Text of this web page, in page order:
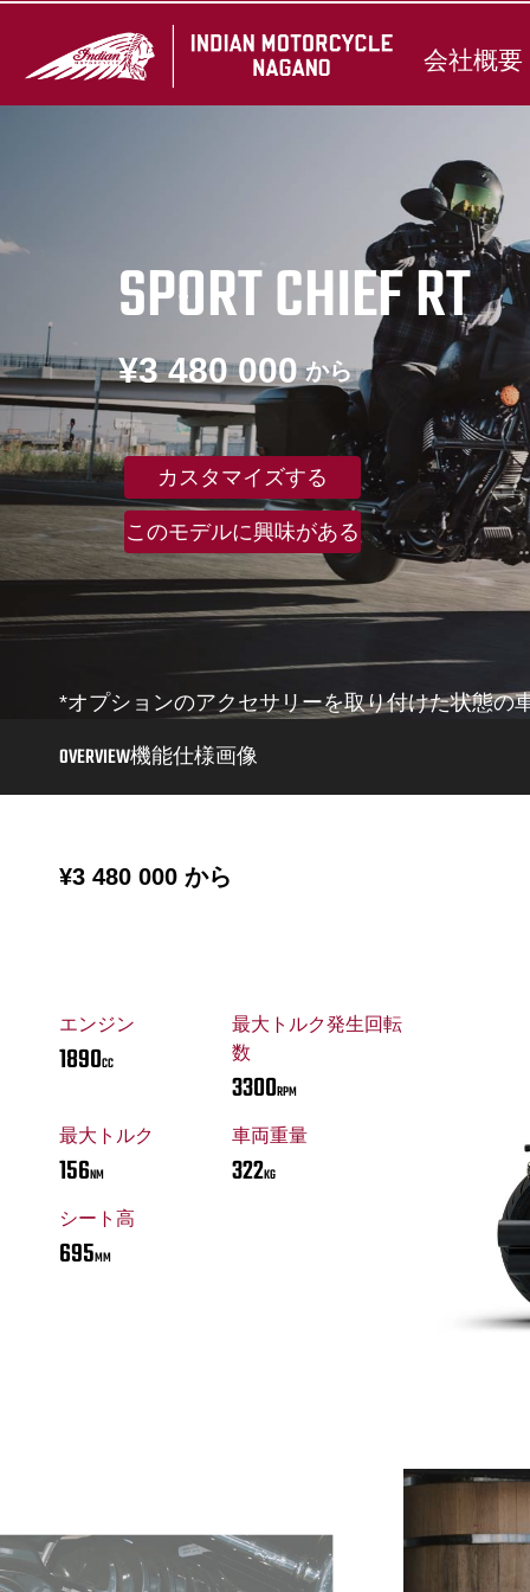
会社概要
SPORT CHIEF RT
から
¥3 480 000
カスタマイズする
このモデルに興味がある
*オプションのアクセサリーを取り付けた状態の
OVERVIEW機能仕様画像
から
¥3 480 000
エンジン
1890CC
最大トルク発生回転
数
3300RPM
最大トルク
156NM
車両重量
322KG
シート高
695MM